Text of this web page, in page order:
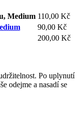
Medium 110,00 Kč
90,00 Kč
200,00 Kč
Po uplynutí
odejme a nasadí se